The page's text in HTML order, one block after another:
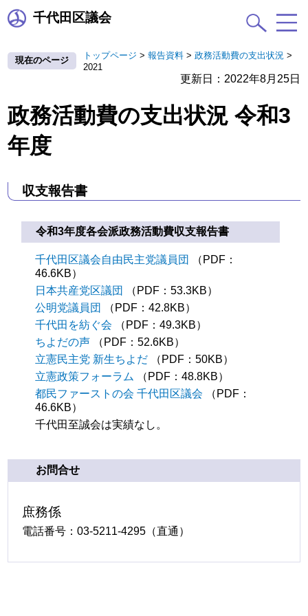
千代田区議会
現在のページ トップページ >報告資料 >政務活動費の支出状況 >
2021
更新日：2022年8月25日
政務活動費の支出状況 令和3
年度
収支報告書
令和3年度各会派政務活動費収支報告書
千代田区議会自由民主党議員団
（PDF：
46.6KB）
日本共産党区議団
（PDF：53.3KB）
公明党議員団
（PDF：42.8KB）
千代田を紡ぐ会
（PDF：49.3KB）
ちよだの声
（PDF：52.6KB）
立憲民主党 新生ちよだ
（PDF：50KB）
立憲政策フォーラム
（PDF：48.8KB）
都民ファーストの会 千代田区議会
（PDF：
46.6KB）
千代田至誠会は実績なし。
お問合せ
庶務係
電話番号：03-5211-4295（直通）